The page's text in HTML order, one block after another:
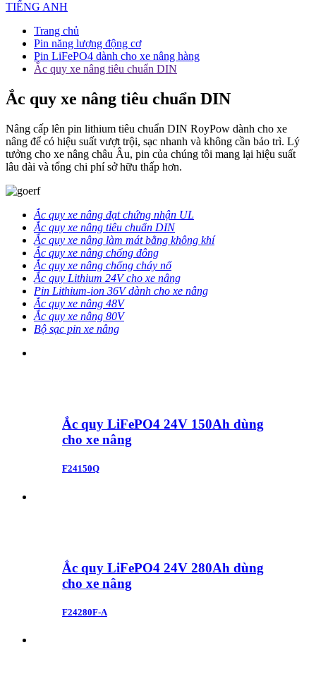
TIẾNG ANH
Trang chủ
Pin năng lượng động cơ
Pin LiFePO4 dành cho xe nâng hàng
Ắc quy xe nâng tiêu chuẩn DIN
Ắc quy xe nâng tiêu chuẩn DIN
Nâng cấp lên pin lithium tiêu chuẩn DIN RoyPow dành cho xe
nâng để có hiệu suất vượt trội, sạc nhanh và không cần bảo trì. Lý
tưởng cho xe nâng châu Âu, pin của chúng tôi mang lại hiệu suất
lâu dài và tổng chi phí sở hữu thấp hơn.
Ắc quy xe nâng đạt chứng nhận UL
Ắc quy xe nâng tiêu chuẩn DIN
Ắc quy xe nâng làm mát bằng không khí
Ắc quy xe nâng chống đông
Ắc quy xe nâng chống cháy nổ
Ắc quy Lithium 24V cho xe nâng
Pin Lithium-ion 36V dành cho xe nâng
Ắc quy xe nâng 48V
Ắc quy xe nâng 80V
Bộ sạc pin xe nâng
Ắc quy LiFePO4 24V 150Ah dùng
cho xe nâng
F24150Q
Ắc quy LiFePO4 24V 280Ah dùng
cho xe nâng
F24280F-A